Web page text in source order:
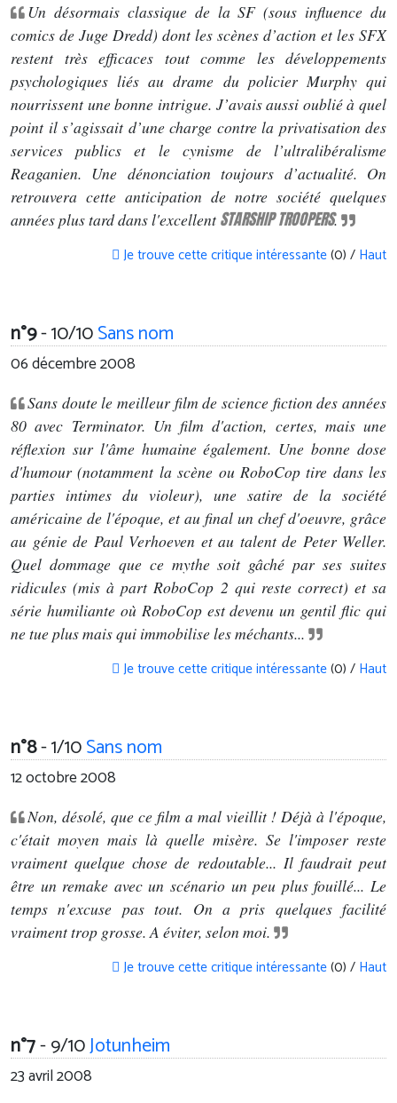
Un désormais classique de la SF (sous influence du
comics de Juge Dredd) dont les scènes d’action et les SFX
restent très efficaces tout comme les développements
psychologiques liés au drame du policier Murphy qui
nourrissent une bonne intrigue. J’avais aussi oublié à quel
point il s’agissait d’une charge contre la privatisation des
services publics et le cynisme de l’ultralibéralisme
Reaganien. Une dénonciation toujours d’actualité. On
retrouvera cette anticipation de notre société quelques
années plus tard dans l'excellent STARSHIP TROOPERS.
Je trouve cette critique intéressante(0) / Haut
n°9- 10/10Sans nom
06 décembre 2008
Sans doute le meilleur film de science fiction des années
80 avec Terminator. Un film d'action, certes, mais une
réflexion sur l'âme humaine également. Une bonne dose
d'humour (notamment la scène ou RoboCop tire dans les
parties intimes du violeur), une satire de la société
américaine de l'époque, et au final un chef d'oeuvre, grâce
au génie de Paul Verhoeven et au talent de Peter Weller.
Quel dommage que ce mythe soit gâché par ses suites
ridicules (mis à part RoboCop 2 qui reste correct) et sa
série humiliante où RoboCop est devenu un gentil flic qui
ne tue plus mais qui immobilise les méchants...
Je trouve cette critique intéressante(0) / Haut
n°8- 1/10Sans nom
12 octobre 2008
Non, désolé, que ce film a mal vieillit ! Déjà à l'époque,
c'était moyen mais là quelle misère. Se l'imposer reste
vraiment quelque chose de redoutable... Il faudrait peut
être un remake avec un scénario un peu plus fouillé... Le
temps n'excuse pas tout. On a pris quelques facilité
vraiment trop grosse. A éviter, selon moi.
Je trouve cette critique intéressante(0) / Haut
n°7- 9/10Jotunheim
23 avril 2008